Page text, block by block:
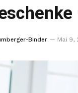
Binder Mai 9,